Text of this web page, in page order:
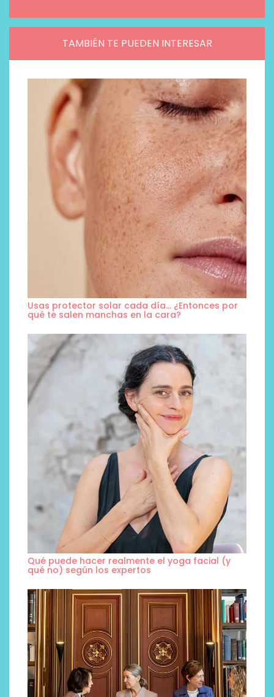
TAMBIÉN TE PUEDEN INTERESAR
Usas protector solar cada día… ¿Entonces por
qué te salen manchas en la cara?
Qué puede hacer realmente el yoga facial (y
qué no) según los expertos